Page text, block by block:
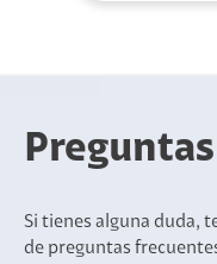
Si tienes alguna duda,
de preguntas